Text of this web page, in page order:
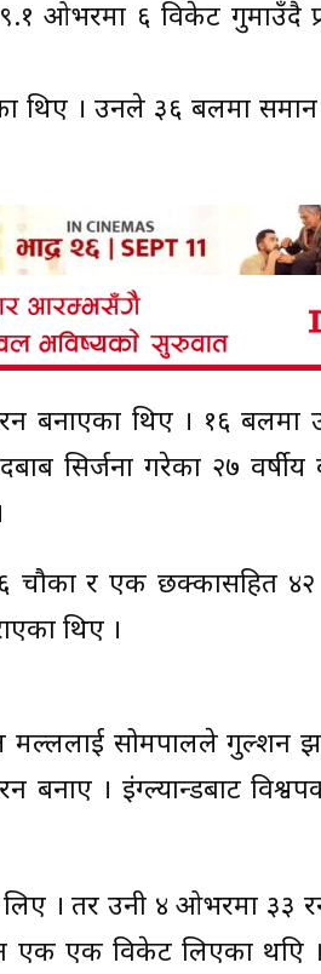
ओभरमा ६ विकेट गुमाउँदै
थिए । उनले ३६ बलमा
बनाएका थिए । १६ बलमा
सिर्जना गरेका २७ वर्षीय
चौका र एक छक्कासहित ४२
थिए ।
सोमपालले गुल्शन
बनाए । इंग्ल्यान्डबाट
। तर उनी ४ ओभरमा ३३
एक एक विकेट लिएका